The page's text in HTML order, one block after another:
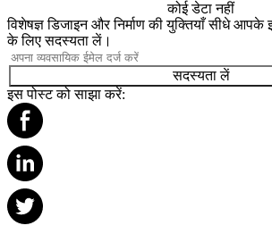
कोई डेटा नहीं
विशेषज्ञ डिजाइन और निर्माण की युक्तियाँ सीधे आपके
के लिए सदस्यता लें।
सदस्यता लें
इस पोस्ट को साझा करें: